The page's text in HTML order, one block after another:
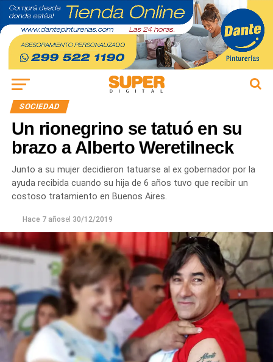
SOCIEDAD
Un rionegrino se tatuó en su
brazo a Alberto Weretilneck
Junto a su mujer decidieron tatuarse al ex gobernador por la
ayuda recibida cuando su hija de 6 años tuvo que recibir un
costoso tratamiento en Buenos Aires.
Hace 7 añosel 30/12/2019